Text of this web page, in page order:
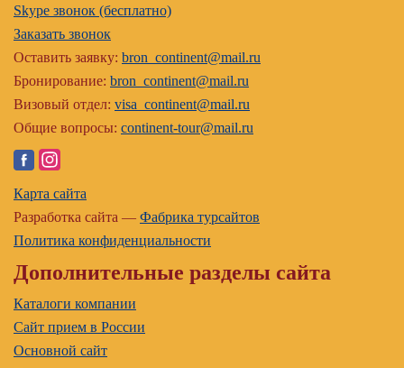
Skype звонок (бесплатно)
Заказать звонок
Оставить заявку: bron_continent@mail.ru
Бронирование: bron_continent@mail.ru
Визовый отдел: visa_continent@mail.ru
Общие вопросы: continent-tour@mail.ru
Карта сайта
Разработка сайта — Фабрика турсайтов
Политика конфиденциальности
Дополнительные разделы сайта
Каталоги компании
Сайт прием в России
Основной сайт